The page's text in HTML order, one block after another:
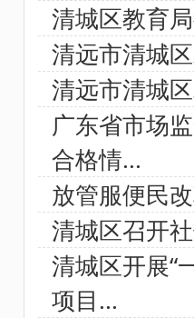
清城区教育
清远市清城
清远市清城
广东省市场
合格情...
放管服便民
清城区召开
清城区开展“
项目...